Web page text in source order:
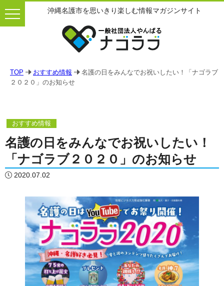
沖縄名護市を思いきり楽しむ情報マガジンサイト
TOP おすすめ情報
名護の日をみんなでお祝いしたい！「ナゴラブ
２０２０」のお知らせ
おすすめ情報
名護の日をみんなでお祝いしたい！
「ナゴラブ２０２０」のお知らせ
2020.07.02